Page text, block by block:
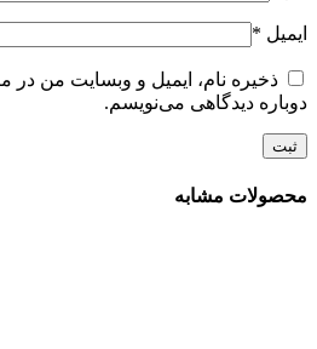
ایمیل *
ذخیره نام، ایمیل و وبسایت من در
دوباره دیدگاهی می‌نویسم.
محصولات مشابه